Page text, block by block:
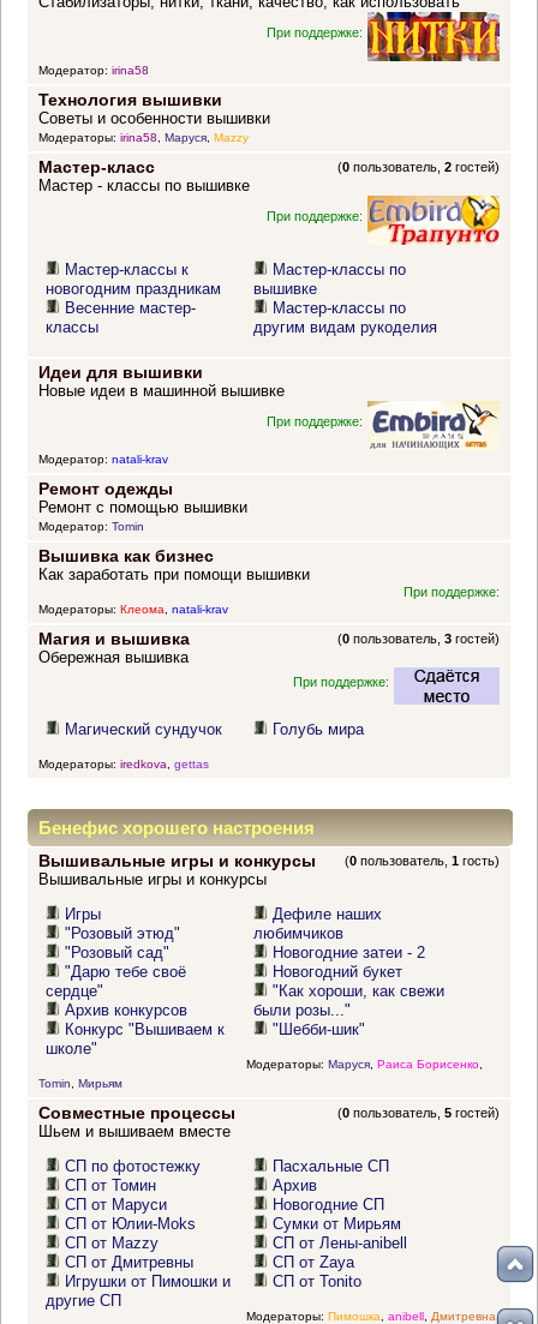
При поддержке:
Модератор: irina58
Технология вышивки
Советы и особенности вышивки
Модераторы: irina58, Маруся, Mazzy
Мастер-класс (0 пользователь,2 гостей)
Мастер - классы по вышивке
При поддержке:
Мастер-классы к
новогодним праздникам
Весенние мастер-
классы
Мастер-классы по
вышивке
Мастер-классы по
другим видам рукоделия
Идеи для вышивки
Новые идеи в машинной вышивке
При поддержке:
Модератор: natali-krav
Ремонт одежды
Ремонт с помощью вышивки
Модератор: Tomin
Вышивка как бизнес
Как заработать при помощи вышивки
При поддержке:
Модераторы: Клеома, natali-krav
Магия и вышивка (0 пользователь,3 гостей)
Обережная вышивка
При поддержке:
Магический сундучок Голубь мира
Модераторы: iredkova gettas
Бенефис хорошего настроения
Вышивальные игры и конкурсы (0 пользователь,1 гость)
Вышивальные игры и конкурсы
Игры
"Розовый этюд"
"Розовый сад"
"Дарю тебе своё
сердце"
Архив конкурсов
Конкурс "Вышиваем к
школе"
Дефиле наших
любимчиков
Новогодние затеи - 2
Новогодний букет
"Как хороши, как свежи
были розы..."
"Шебби-шик"
Модераторы: Маруся, Раиса Борисенко,
Tomin
Мирьям
Совместные процессы (0 пользователь,5 гостей)
Шьем и вышиваем вместе
СП по фотостежку
СП от Томин
СП от Маруси
СП от Юлии-Moks
СП от Mazzy
СП от Дмитревны
Игрушки от Пимошки и
другие СП
Пасхальные СП
Архив
Новогодние СП
Сумки от Мирьям
СП от Лены-anibell
СП от Zaya
СП от Tonito
Модераторы: Пимошка anibell, Дмитревна,